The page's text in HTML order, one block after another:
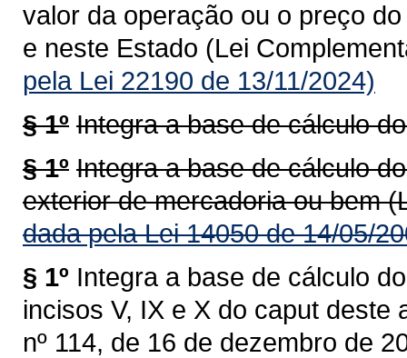
valor da operação ou o preço
e neste Estado (Lei
pela Lei 22190 de 13/11/2024)
§ 1º Integra a base de cálculo
§ 1º Integra a base de cálculo
exterior de mercadoria ou bem
dada pela Lei 14050 de 14/05/
§ 1º Integra a base de cálculo
incisos V, IX e X do caput
nº 114, de 16 de dezembro de